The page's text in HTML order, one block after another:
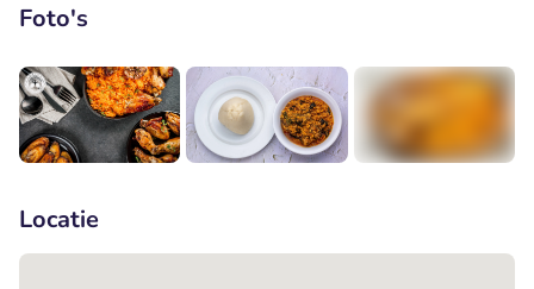
Foto's
Locatie